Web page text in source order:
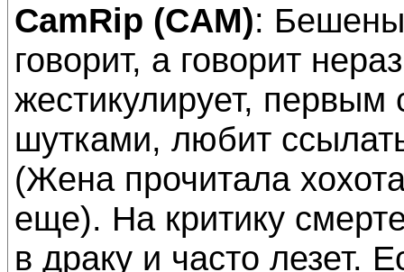
CamRip (CAM):
говорит, а говорит
жестикулирует,
шутками, любит
(Жена прочитала
еще). На критику
в драку и часто лезет.